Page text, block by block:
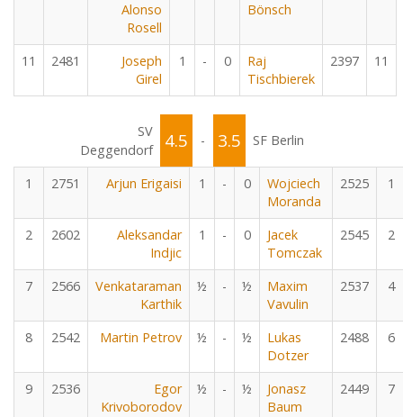
Alonso
Rosell
Bönsch
11 2481
Joseph
Girel
1 - 0
Raj
Tischbierek
2397 11
SV
Deggendorf
4.5 - 3.5 SF Berlin
1 2751 Arjun Erigaisi 1 - 0
Wojciech
Moranda
2525 1
2 2602
Aleksandar
Indjic
1 - 0
Jacek
Tomczak
2545 2
7 2566
Venkataraman
Karthik
½ - ½
Maxim
Vavulin
2537 4
8 2542 Martin Petrov ½ - ½
Lukas
Dotzer
2488 6
9 2536
Egor
Krivoborodov
½ - ½
Jonasz
Baum
2449 7